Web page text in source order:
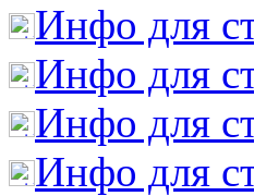
Инфо для
Инфо для
Инфо для
Инфо для